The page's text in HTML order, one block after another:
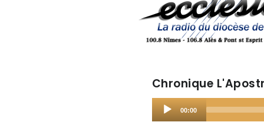
Chronique
Audio
Player
00:00